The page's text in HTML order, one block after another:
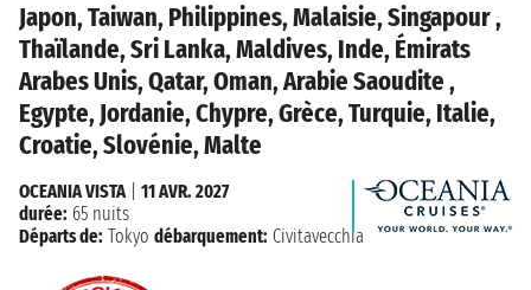
Japon, Taiwan, Philippines, Malaisie, Singapour ,
Thaïlande, Sri Lanka, Maldives, Inde, Émirats
Arabes Unis, Qatar, Oman, Arabie Saoudite ,
Egypte, Jordanie, Chypre, Grèce, Turquie, Italie,
Croatie, Slovénie, Malte
OCEANIA VISTA| 11 AVR. 2027
durée: 65 nuits
Départs de: Tokyo débarquement: Civitavecchia